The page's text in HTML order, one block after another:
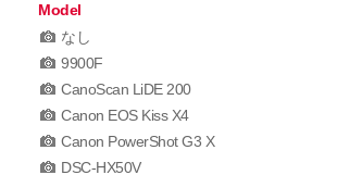
Model
なし
9900F
CanoScan LiDE 200
Canon EOS Kiss X4
Canon PowerShot G3 X
DSC-HX50V